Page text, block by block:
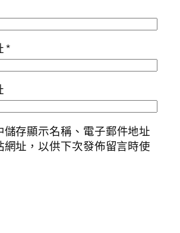
*
儲存顯示名稱、電子郵件地址
網址，以供下次發佈留言時使